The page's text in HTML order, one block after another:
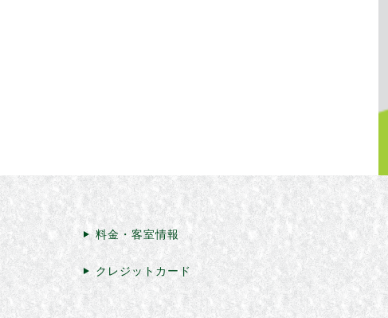
料金・客室情報
クレジットカード